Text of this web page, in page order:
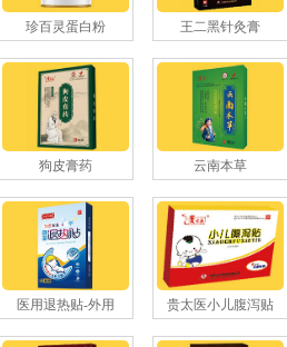
珍百灵蛋白粉 王二黑针灸膏
狗皮膏药 云南本草
医用退热贴-外用 贵太医小儿腹泻贴